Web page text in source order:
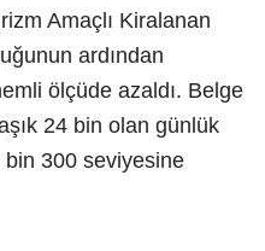
Amaçlı Kiralanan
ardından
ölçüde azaldı. Belge
24 bin olan günlük
bin 300 seviyesine